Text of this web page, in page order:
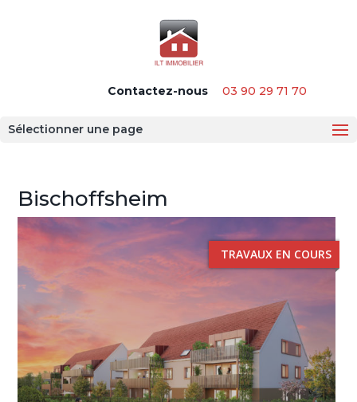
Contactez-nous 03 90 29 71 70
Sélectionner une page
Bischoffsheim
TRAVAUX EN COURS